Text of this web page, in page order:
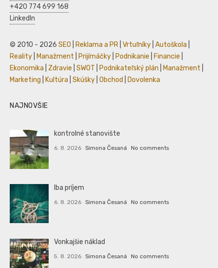
+420 774 699 168
LinkedIn
© 2010 - 2026 SEO Reklama a PR Vrtuľníky Autoškola
Reality
Manažment Prijímáčky Podnikanie Financie
Ekonomika
Zdravie SWOT Podnikateľský plán Manažment
Marketing
Kultúra Skúšky Obchod Dovolenka
NAJNOVŠIE
kontrolné stanovište
6. 8. 2026 Simona Česaná No comments
Iba príjem
6. 8. 2026 Simona Česaná No comments
Vonkajšie náklad
5. 8. 2026 Simona Česaná No comments